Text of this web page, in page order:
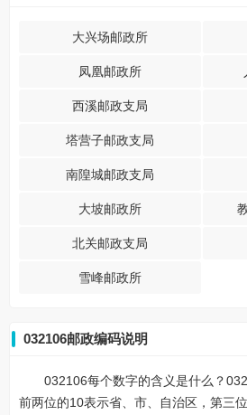
大兴场邮政所
凤凰邮政所
西溪邮政支局
塔营子邮政支局
南隍城邮政支局
大坡邮政所
北关邮政支局
雪峰邮政所
032106邮政编码说明
032106每个数字的含义是什么？
前两位的10表示省、市、自治区，第三